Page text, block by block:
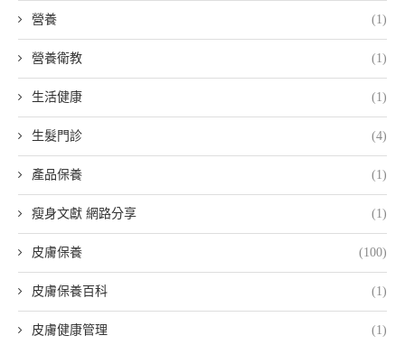
營養 (1)
營養衛教 (1)
生活健康 (1)
生髮門診 (4)
產品保養 (1)
瘦身文獻 網路分享 (1)
皮膚保養 (100)
皮膚保養百科 (1)
皮膚健康管理 (1)